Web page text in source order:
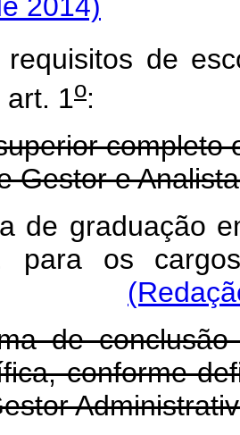
de
art. 1o:
completo
Gestor e
de graduação
para os
de
conforme